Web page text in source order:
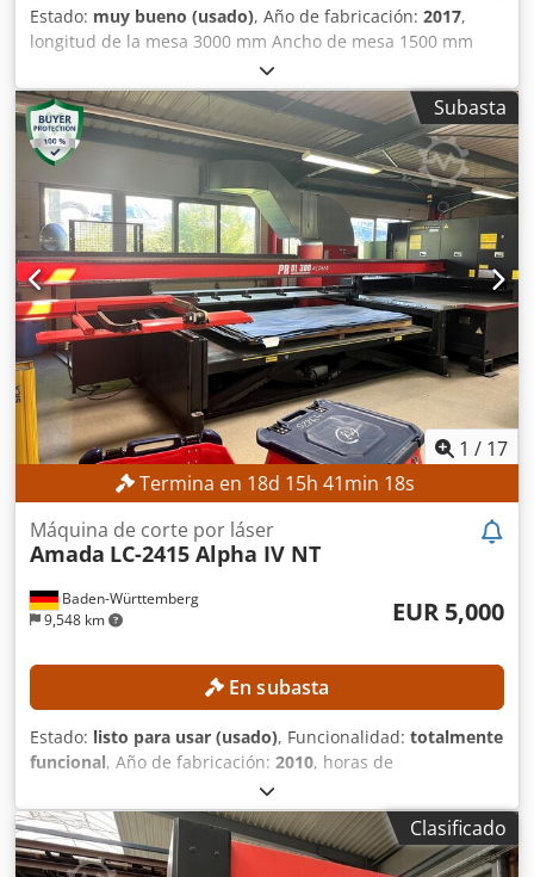
Estado: muy bueno (usado), Año de fabricación: 2017,
longitud de la mesa 3000 mm Ancho de mesa 1500 mm
cabezales de quemador 1 Control FANUC AF3500i-C
requisito de potencia total 3,5 kW Peso de la máquina
aprox. 12,5 t Requerimientos de espacio aprox. 12300 x
6000 x 2200 m Modelo: Amada LCG3015 3,5kw Resonador
láser: AF3500i-C Cambiador de palets: LST 3015 Serie G
Ejes controlados: ejes X, Y, Z (tres ejes controlados
simultáneamente) Recorrido del eje: 3070 x 1550 x 100 mm
(eje Z) Espesor máximo del material Djdpfx Aievwgu De
Nsck Acero estructural de 20 mm Acero inoxidable de 10
mm Aluminio de 8 mm (A5052) Dimensiones máximas de
procesamiento: 3070 mm x 1550 mm Velocidad máxima de
alimentación simultánea: X/Y, 170 m/min Precisión de
posicionamiento: +/- 0,01 mm Masa máxima del material:
920 kg Potencia nominal: 3500W Altura de la superficie de
trabajo: 840 mm Ancho de la máquina 2840mm Altura de
la máquina 2166 mm Peso de la máquina 8.200 kg
Subasta
1 / 17
Termina en 18d 15h 41min 16s
Baden-Württemberg
9,548 km
Máquina de corte por láser
Amada LC-2415 Alpha IV NT
EUR 5,000
En subasta
Estado: listo para usar (usado), Funcionalidad: totalmente
funcional, Año de fabricación: 2010, horas de
, número de máquina/vehículo:
007, potencia del láser:4,000 W, espesor chapa acero
(máx.):12 mm, espesor de chapa de acero inoxidable
(máx.):10 mm, espesor de chapa de aluminio (máx.):8
Clasificado